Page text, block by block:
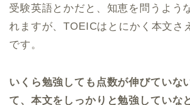
受験英語とかだと、知恵を問うよう
れますが、TOEICはとにかく本文さ
です。
いくら勉強しても点数が伸びていな
て、本文をしっかりと勉強していな